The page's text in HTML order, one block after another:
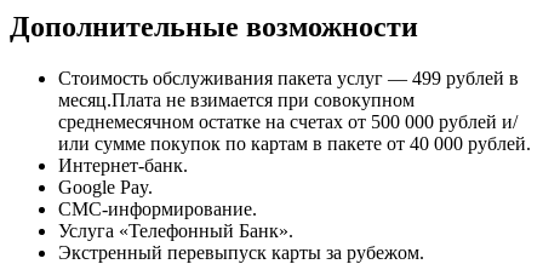
Дополнительные возможности
Стоимость обслуживания пакета услуг — 499 рублей в
месяц.Плата не взимается при совокупном
среднемесячном остатке на счетах от 500 000 рублей и/
или сумме покупок по картам в пакете от 40 000 рублей.
Интернет-банк.
Google Pay.
СМС-информирование.
Услуга «Телефонный Банк».
Экстренный перевыпуск карты за рубежом.